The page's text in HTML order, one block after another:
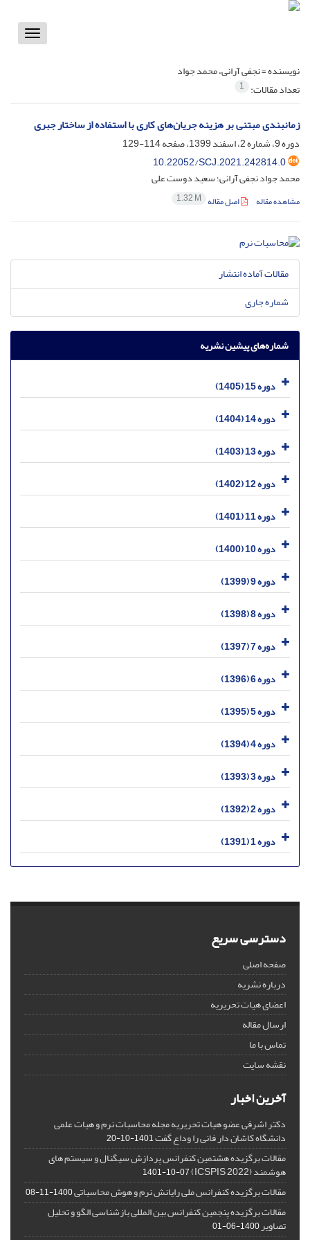
Toggle
نویسنده =نجفی آرانی، محمد جواد
تعداد مقالات: 1
زمانبندی مبتنی بر هزینه جریان‏‌های کاری با استفاده از ساختار جبری
دوره 9، شماره 2، اسفند 1399، صفحه
114-129
10.22052/SCJ.2021.242814.0
محمد جواد نجفی آرانی؛ سعید دوست علی
مشاهده مقاله اصل مقاله 1.32 M
مقالات آماده انتشار
شماره جاری
شماره‌های پیشین نشریه
دوره 15 (1405)
دوره 14 (1404)
دوره 13 (1403)
دوره 12 (1402)
دوره 11 (1401)
دوره 10 (1400)
دوره 9 (1399)
دوره 8 (1398)
دوره 7 (1397)
دوره 6 (1396)
دوره 5 (1395)
دوره 4 (1394)
دوره 3 (1393)
دوره 2 (1392)
دوره 1 (1391)
دسترسی سریع
صفحه اصلی
درباره نشریه
اعضای هیات تحریریه
ارسال مقاله
تماس با ما
نقشه سایت
آخرین اخبار
دکتر اشرفی عضو هیات تحریریه مجله محاسبات نرم و هیات علمی
دانشگاه کاشان دار فانی را وداع گفت1401-10-20
مقالات برگزیده هشتمین کنفرانس پردازش سیگنال و سیستم های
هوشمند (ICSPIS 2022) 1401-10-07
مقالات برگزیده کنفرانس ملی رایانش نرم و هوش محاسباتی1400-11-08
مقالات برگزیده پنجمین کنفرانس بین المللی بازشناسی الگو و تحلیل
تصاویر1400-06-01